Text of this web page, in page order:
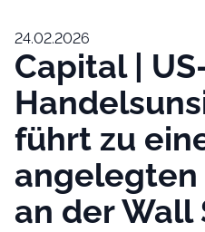
24.02.2026
Capital |
führt zu
angelegten
an der Wall